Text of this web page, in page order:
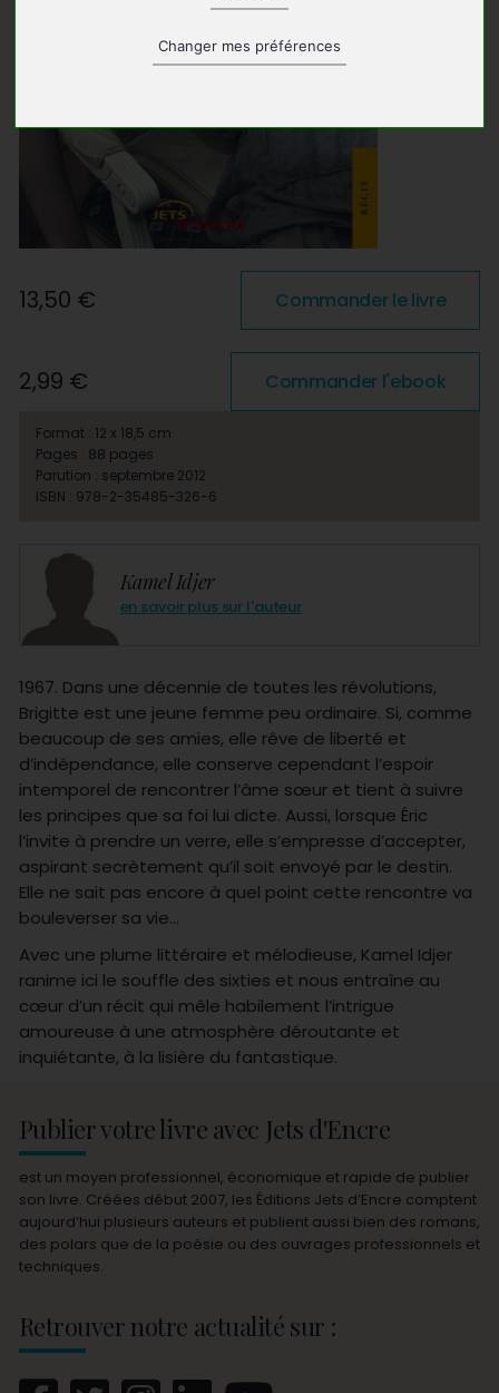
Changer mes préférences
Kamel Idjer
en savoir plus sur l'auteur
1967. Dans une décennie de toutes les révolutions,
Brigitte est une jeune femme peu ordinaire. Si, comme
beaucoup de ses amies, elle rêve de liberté et
d’indépendance, elle conserve cependant l’espoir
intemporel de rencontrer l’âme sœur et tient à suivre
les principes que sa foi lui dicte. Aussi, lorsque Éric
l’invite à prendre un verre, elle s’empresse d’accepter,
aspirant secrètement qu’il soit envoyé par le destin.
Elle ne sait pas encore à quel point cette rencontre va
bouleverser sa vie…
Avec une plume littéraire et mélodieuse, Kamel Idjer
ranime ici le souffle des sixties et nous entraîne au
cœur d’un récit qui mêle habilement l’intrigue
amoureuse à une atmosphère déroutante et
inquiétante, à la lisière du fantastique.
13,50 € Commander le livre
2,99 € Commander l'ebook
Format : 12 x 18,5 cm
Pages : 88 pages
Parution : septembre 2012
ISBN : 978-2-35485-326-6
Publier votre livre avec Jets d'Encre
est un moyen professionnel, économique et rapide de publier
son livre. Créées début 2007, les Éditions Jets d’Encre comptent
aujourd’hui plusieurs auteurs et publient aussi bien des romans,
des polars que de la poésie ou des ouvrages professionnels et
techniques.
Retrouver notre actualité sur :